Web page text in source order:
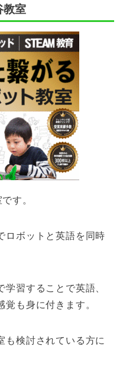
教室
す。
ロボットと英語を同時
習することで英語、
も身に付きます。
も検討されている方に